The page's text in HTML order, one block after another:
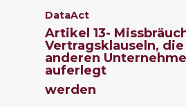
DataAct
Artikel 13-
Vertragsklauseln,
anderen
auferlegt
werden